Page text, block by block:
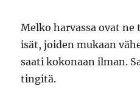
Melko harvassa ovat
isät, joiden mukaan
saati kokonaan ilman.
tingitä.